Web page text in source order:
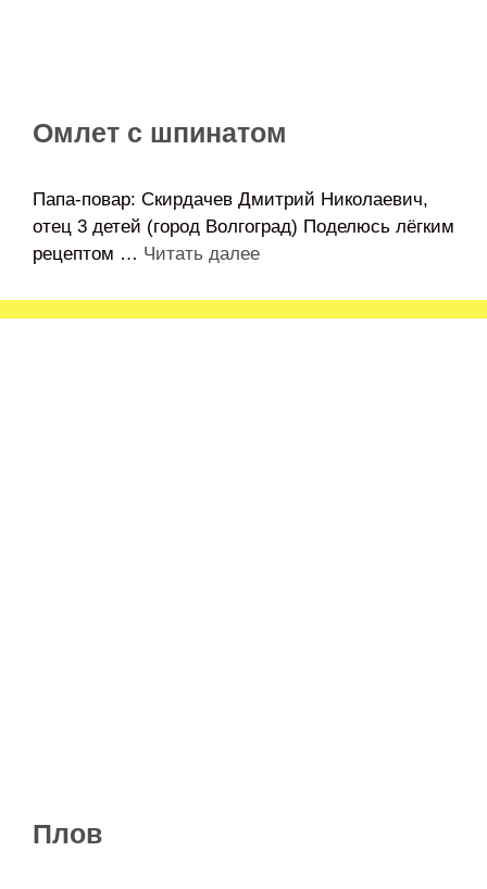
Омлет с шпинатом
Папа-повар: Скирдачев Дмитрий Николаевич,
отец 3 детей (город Волгоград) Поделюсь лёгким
рецептом … Читать далее
Плов